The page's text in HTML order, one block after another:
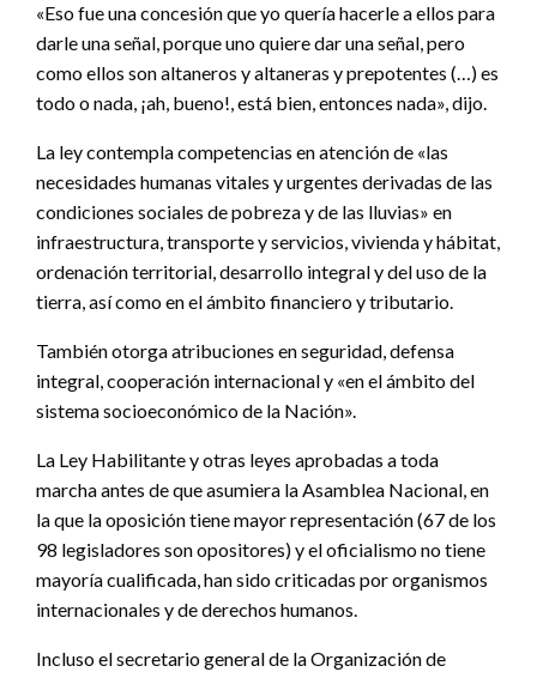
«Eso fue una concesión que yo quería hacerle a ellos para
darle una señal, porque uno quiere dar una señal, pero
como ellos son altaneros y altaneras y prepotentes (…) es
todo o nada, ¡ah, bueno!, está bien, entonces nada», dijo.
La ley contempla competencias en atención de «las
necesidades humanas vitales y urgentes derivadas de las
condiciones sociales de pobreza y de las lluvias» en
infraestructura, transporte y servicios, vivienda y hábitat,
ordenación territorial, desarrollo integral y del uso de la
tierra, así como en el ámbito financiero y tributario.
También otorga atribuciones en seguridad, defensa
integral, cooperación internacional y «en el ámbito del
sistema socioeconómico de la Nación».
La Ley Habilitante y otras leyes aprobadas a toda
marcha antes de que asumiera la Asamblea Nacional, en
la que la oposición tiene mayor representación (67 de los
98 legisladores son opositores) y el oficialismo no tiene
mayoría cualificada, han sido criticadas por organismos
internacionales y de derechos humanos.
Incluso el secretario general de la Organización de